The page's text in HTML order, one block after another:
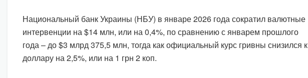
Национальный банк Украины (НБУ) в январе 2026 года сократил валютные
интервенции на $14 млн, или на 0,4%, по сравнению с январем прошлого
года – до $3 млрд 375,5 млн, тогда как официальный курс гривны снизился к
доллару на 2,5%, или на 1 грн 2 коп.